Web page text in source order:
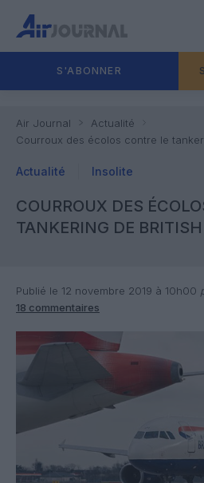
S'ABONNER
Air Journal
Actualité
Courroux des écolos contre le
Actualité Insolite
COURROUX DES
TANKERING DE
Publié le 12 novembre 2019 à 10h00
18 commentaires